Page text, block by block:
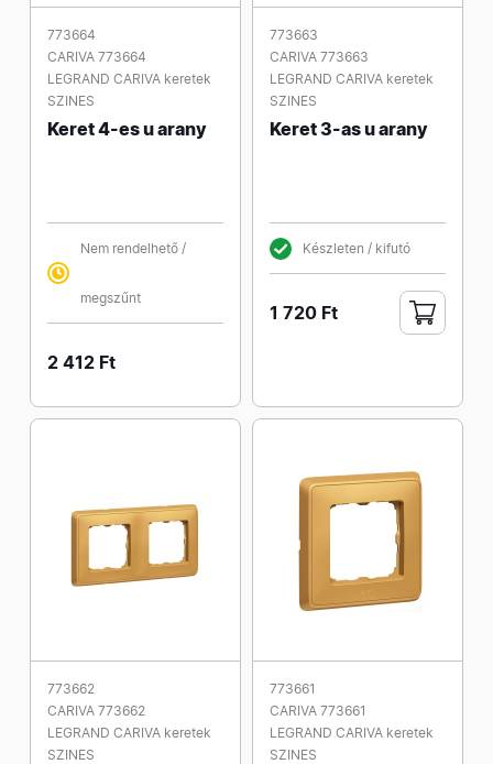
773664
CARIVA 773664
LEGRAND CARIVA keretek
SZINES
Keret 4-es u arany
Nem rendelhető /
megszűnt
2 412 Ft
773663
CARIVA 773663
LEGRAND CARIVA keretek
SZINES
Keret 3-as u arany
Készleten / kifutó
1 720 Ft
773662
CARIVA 773662
LEGRAND CARIVA keretek
SZINES
773661
CARIVA 773661
LEGRAND CARIVA keretek
SZINES